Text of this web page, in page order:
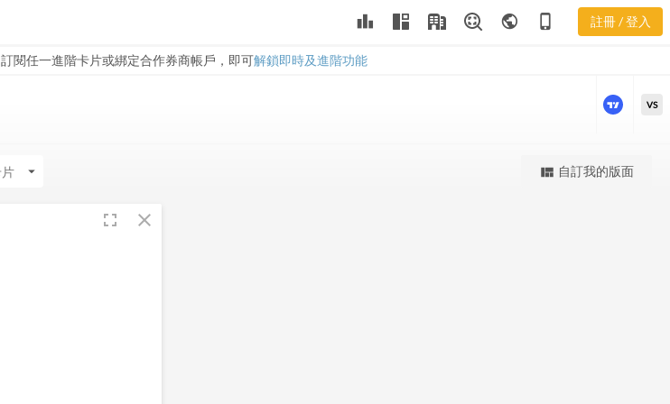
leaderboard public phone_iphone 註冊 / 登入
訂閱任一進階卡片或綁定合作券商帳戶，即可解鎖即時及進階功能
2823 股價K線
更強大的進階價量圖表
VS
arrow_drop_down view_quilt 自訂我的版面
fullscreen close